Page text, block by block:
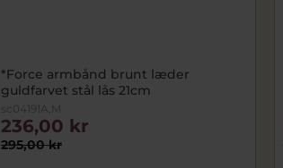
*Force armbånd brunt læder
guldfarvet stål lås 21cm
sc04191A,M
295,00 kr
236,00 kr